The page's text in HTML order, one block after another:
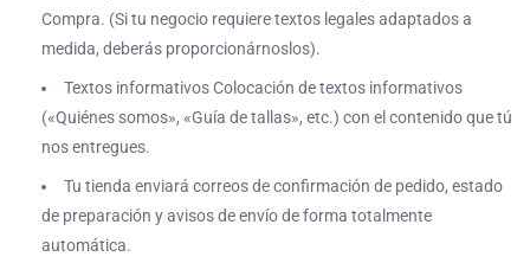
Compra. (Si tu negocio requiere textos legales adaptados a
medida, deberás proporcionárnoslos).
Textos informativos Colocación de textos informativos
(«Quiénes somos», «Guía de tallas», etc.) con el contenido que tú
nos entregues.
Tu tienda enviará correos de confirmación de pedido, estado
de preparación y avisos de envío de forma totalmente
automática.